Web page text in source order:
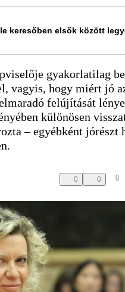
keresőben elsők között
gyakorlatilag
vagyis, hogy miért jó
felújítását
különösen
– egyébként
0 0 0